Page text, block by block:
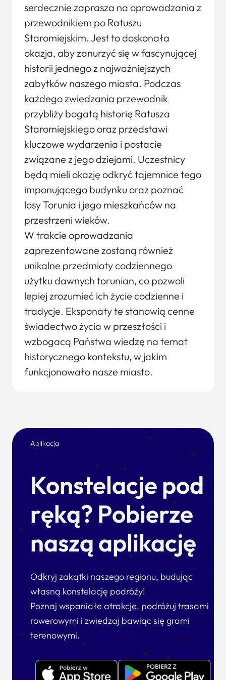
serdecznie zaprasza na oprowadzania z
przewodnikiem po Ratuszu
Staromiejskim. Jest to doskonała
okazja, aby zanurzyć się w fascynującej
historii jednego z najważniejszych
zabytków naszego miasta. Podczas
każdego zwiedzania przewodnik
przybliży bogatą historię Ratusza
Staromiejskiego oraz przedstawi
kluczowe wydarzenia i postacie
związane z jego dziejami. Uczestnicy
będą mieli okazję odkryć tajemnice tego
imponującego budynku oraz poznać
losy Torunia i jego mieszkańców na
przestrzeni wieków.
W trakcie oprowadzania
zaprezentowane zostaną również
unikalne przedmioty codziennego
użytku dawnych torunian, co pozwoli
lepiej zrozumieć ich życie codzienne i
tradycje. Eksponaty te stanowią cenne
świadectwo życia w przeszłości i
wzbogacą Państwa wiedzę na temat
historycznego kontekstu, w jakim
funkcjonowało nasze miasto.
Aplikacja
Konstelacje pod
ręką? Pobierze
naszą aplikację
Odkryj zakątki naszego regionu, budując
własną konstelację podróży!
Poznaj wspaniałe atrakcje, podróżuj trasami
rowerowymi i zwiedzaj bawiąc się grami
terenowymi.